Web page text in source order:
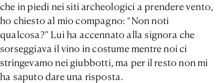
che in piedi nei siti archeologici a prendere vento,
ho chiesto al mio compagno: “Non noti
qualcosa?” Lui ha accennato alla signora che
sorseggiava il vino in costume mentre noi ci
stringevamo nei giubbotti, ma per il resto non mi
ha saputo dare una risposta.